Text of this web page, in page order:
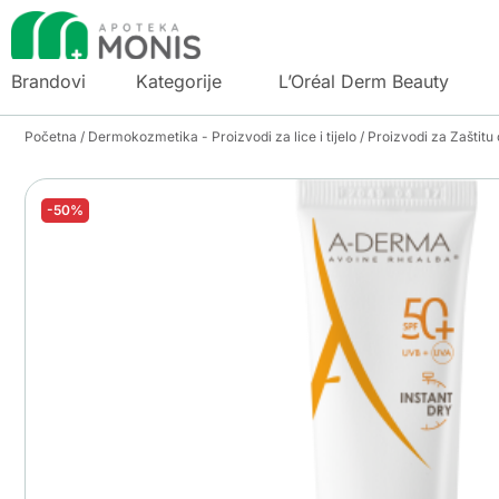
Brandovi Kategorije L’Oréal Derm Beauty
Početna / Dermokozmetika - Proizvodi za lice i tijelo / Proizvodi za Zaštitu
-50%